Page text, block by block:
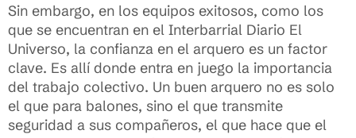
Sin embargo, en los equipos exitosos, como los
que se encuentran en el Interbarrial Diario El
Universo, la confianza en el arquero es un factor
clave. Es allí donde entra en juego la importancia
del trabajo colectivo. Un buen arquero no es solo
el que para balones, sino el que transmite
seguridad a sus compañeros, el que hace que el